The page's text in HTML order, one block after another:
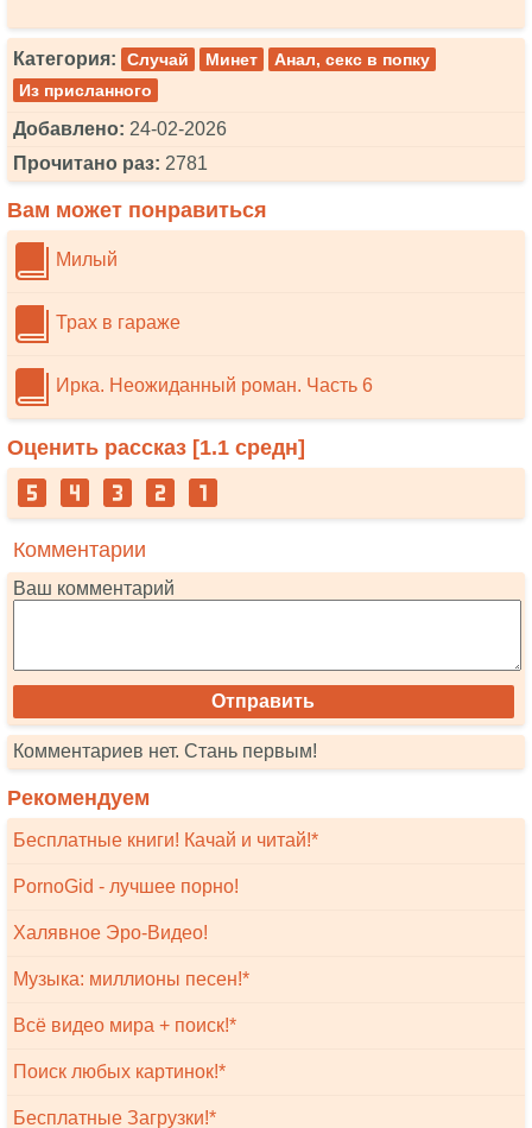
Категория: Случай Минет
Анал, секс в попку
Из присланного
Добавлено: 24-02-2026
Прочитано раз: 2781
Вам может понравиться
Милый
Трах в гараже
Ирка. Неожиданный роман. Часть 6
Оценить рассказ [1.1 средн]
Комментарии
Ваш комментарий
Комментариев нет. Стань первым!
Рекомендуем
Бесплатные книги! Качай и читай!*
PornoGid - лучшее порно!
Халявное Эро-Видео!
Музыка: миллионы песен!*
Всё видео мира + поиск!*
Поиск любых картинок!*
Бесплатные Загрузки!*